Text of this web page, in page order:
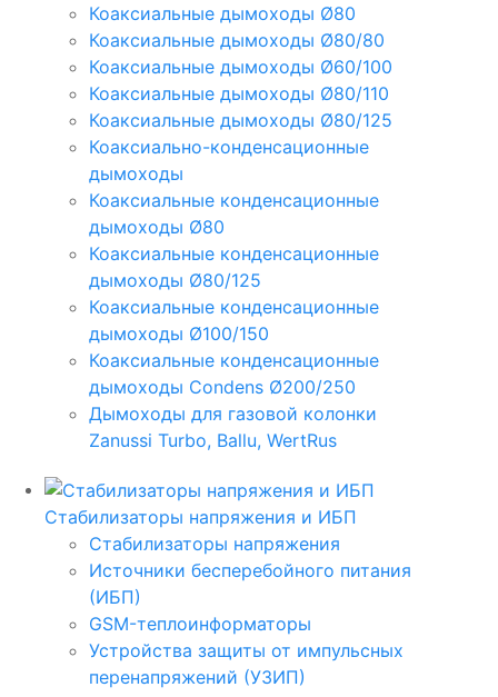
Коаксиальные дымоходы Ø80
Коаксиальные дымоходы Ø80/80
Коаксиальные дымоходы Ø60/100
Коаксиальные дымоходы Ø80/110
Коаксиальные дымоходы Ø80/125
Коаксиально-конденсационные
дымоходы
Коаксиальные конденсационные
дымоходы Ø80
Коаксиальные конденсационные
дымоходы Ø80/125
Коаксиальные конденсационные
дымоходы Ø100/150
Коаксиальные конденсационные
дымоходы Condens Ø200/250
Дымоходы для газовой колонки
Zanussi Turbo, Ballu, WertRus
Стабилизаторы напряжения и ИБП
Стабилизаторы напряжения
Источники бесперебойного питания
(ИБП)
GSM-теплоинформаторы
Устройства защиты от импульсных
перенапряжений (УЗИП)